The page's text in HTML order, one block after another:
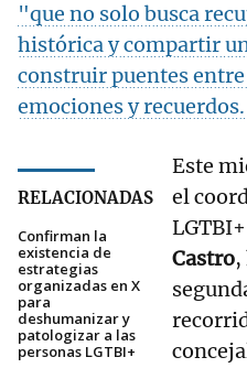
"que no solo busca
histórica y compartir
construir puentes
emociones y recuerdos.
RELACIONADAS
Confirman la
existencia de
estrategias
organizadas en X
para
deshumanizar y
patologizar a las
personas LGTBI+
Este
el
LGTBI+
Castro